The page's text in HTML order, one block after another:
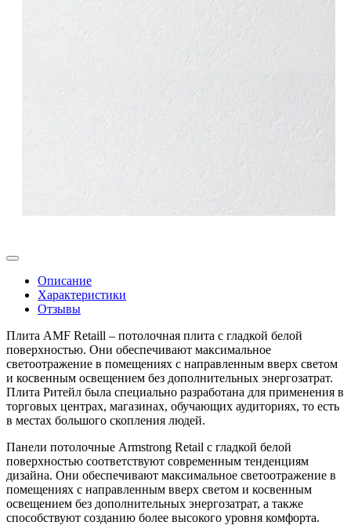
Описание
Характеристики
Отзывы
Плита AMF Retaill – потолочная плита с гладкой белой
поверхностью. Они обеспечивают максимальное
светоотражение в помещениях с направленным вверх светом
и косвенным освещением без дополнительных энергозатрат.
Плита Ритейл была специально разработана для применения в
торговых центрах, магазинах, обучающих аудиториях, то есть
в местах большого скопления людей.
Панели потолочные Armstrong Retail с гладкой белой
поверхностью соответствуют современным тенденциям
дизайна. Они обеспечивают максимальное светоотражение в
помещениях с направленным вверх светом и косвенным
освещением без дополнительных энергозатрат, а также
способствуют созданию более высокого уровня комфорта.